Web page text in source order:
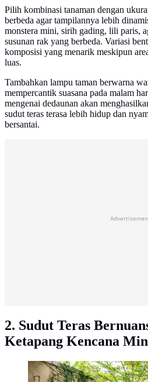
Pilih kombinasi tanaman dengan
berbeda agar tampilannya lebih
monstera mini, sirih gading, lili paris,
susunan rak yang berbeda. Variasi
komposisi yang menarik meskipun
luas.
Tambahkan lampu taman berwarna
mempercantik suasana pada malam
mengenai dedaunan akan
sudut teras terasa lebih hidup dan
bersantai.
2. Sudut Teras
Ketapang Kencana